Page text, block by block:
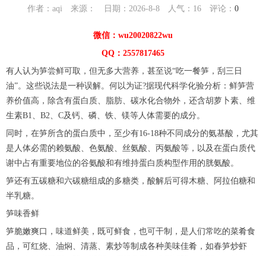
作者：aqi 来源： 日期：2026-8-8 人气： 16 评论： 0
微信：wu20020822wu
QQ：2557817465
有人认为笋尝鲜可取，但无多大营养，甚至说“吃一餐笋，刮三日
油”。这些说法是一种误解。何以为证?据现代科学化验分析：鲜笋营
养价值高，除含有蛋白质、脂肪、碳水化合物外，还含胡萝卜素、维
生素B1、B2、C及钙、磷、铁、镁等人体需要的成分。
同时，在笋所含的蛋白质中，至少有16-18种不同成分的氨基酸，尤其
是人体必需的赖氨酸、色氨酸、丝氨酸、丙氨酸等，以及在蛋白质代
谢中占有重要地位的谷氨酸和有维持蛋白质构型作用的胱氨酸。
笋还有五碳糖和六碳糖组成的多糖类，酸解后可得木糖、阿拉伯糖和
半乳糖。
笋味香鲜
笋脆嫩爽口，味道鲜美，既可鲜食，也可干制，是人们常吃的菜肴食
品，可红烧、油焖、清蒸、素炒等制成各种美味佳肴，如春笋炒虾